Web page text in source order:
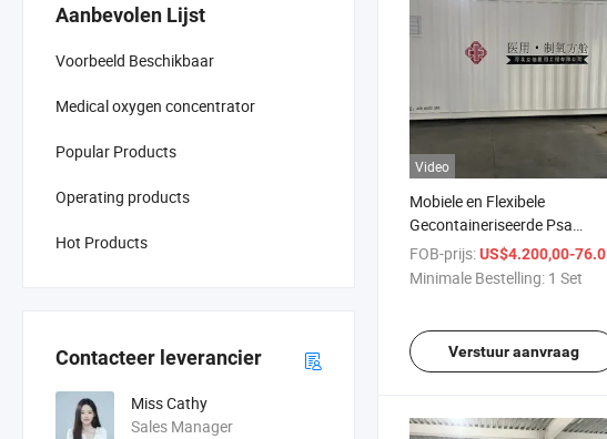
Aanbevolen Lijst
Voorbeeld Beschikbaar
Medical oxygen concentrator
Popular Products
Operating products
Hot Products
Contacteer leverancier
Miss Cathy
Sales Manager
Video
Mobiele en Flexibele
Gecontaineriseerde Psa
Zuurstofconcentrator
Apparatuur
FOB-prijs:US$4.200,00-76.000,00
Minimale Bestelling: 1 Set
Verstuur aanvraag